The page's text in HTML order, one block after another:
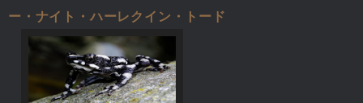
ー・ナイト・ハーレクイン・トード